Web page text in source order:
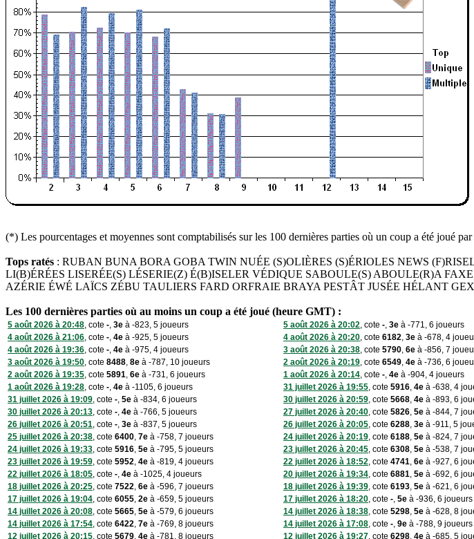
(*) Les pourcentages et moyennes sont comptabilisés sur les 100 dernières parties où un coup a été joué par
Tops ratés : RUBAN BUNA BORA GOBA TWIN NUÉE (S)OLIÈRES (S)ÉRIOLES NEWS
LI(B)ÉRÉES LISERÉE(S) LÉSERIE(Z) É(B)ISELER VÉDIQUE SABOULE(S) ABOULE(R)A
AZÉRIE ÉWÉ LAÏCS ZÉBU TAULIERS FARD ORFRAIE BRAYA PESTÂT JUSÉE HÉLANT
Les 100 dernières parties où au moins un coup a été joué (heure GMT) :
5 août 2026 à 20:48, cote -, 3e à -823, 5 joueurs 5 août 2026 à 20:02, cote -, 3e à -771, 6 joueurs
4 août 2026 à 21:06, cote -, 4e à -925, 5 joueurs 4 août 2026 à 20:20, cote 6182, 3e à -678, 4
4 août 2026 à 19:36, cote -, 4e à -975, 4 joueurs 3 août 2026 à 20:38, cote 5790, 6e à -856, 7
3 août 2026 à 19:50, cote 8488, 8e à -787, 10 joueurs 2 août 2026 à 20:19, cote 6549, 4e à -736, 6
2 août 2026 à 19:35, cote 5891, 6e à -731, 6 joueurs 1 août 2026 à 20:14, cote -, 4e à -904, 4 joueurs
1 août 2026 à 19:28, cote -, 4e à -1105, 6 joueurs 31 juillet 2026 à 19:55, cote 5916, 4e à -638, 4
31 juillet 2026 à 19:09, cote -, 5e à -834, 6 joueurs 30 juillet 2026 à 20:59, cote 5668, 4e à -893, 6
30 juillet 2026 à 20:13, cote -, 4e à -766, 5 joueurs 27 juillet 2026 à 20:40, cote 5826, 5e à -844, 7
26 juillet 2026 à 20:51, cote -, 3e à -837, 5 joueurs 26 juillet 2026 à 20:05, cote 6288, 3e à -911, 5
25 juillet 2026 à 20:38, cote 6400, 7e à -758, 7 joueurs 24 juillet 2026 à 20:19, cote 6188, 5e à -824, 7
24 juillet 2026 à 19:33, cote 5916, 5e à -795, 5 joueurs 23 juillet 2026 à 20:45, cote 6308, 5e à -538, 7
23 juillet 2026 à 19:59, cote 5952, 4e à -819, 4 joueurs 22 juillet 2026 à 18:52, cote 4741, 6e à -927, 6
22 juillet 2026 à 18:05, cote -, 4e à -1025, 4 joueurs 20 juillet 2026 à 19:34, cote 6881, 5e à -692, 6
18 juillet 2026 à 20:25, cote 7522, 6e à -596, 7 joueurs 18 juillet 2026 à 19:39, cote 6193, 5e à -621, 6
17 juillet 2026 à 19:04, cote 6055, 2e à -659, 5 joueurs 17 juillet 2026 à 18:20, cote -, 5e à -936, 6 joueurs
14 juillet 2026 à 20:08, cote 5665, 5e à -579, 6 joueurs 14 juillet 2026 à 18:38, cote 5298, 5e à -628, 8
14 juillet 2026 à 17:54, cote 6422, 7e à -769, 8 joueurs 14 juillet 2026 à 17:08, cote -, 9e à -788, 9 joueurs
12 juillet 2026 à 20:15, cote 5679, 4e à -781, 8 joueurs 12 juillet 2026 à 19:27, cote 6298, 4e à -685, 5